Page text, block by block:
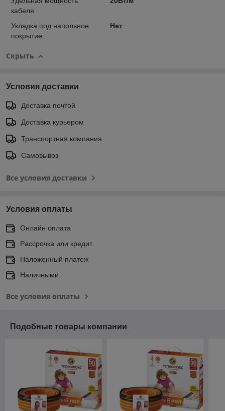
кабеля
Укладка под напольное
покрытие
Нет
Скрыть
Условия доставки
Доставка почтой
Доставка курьером
Транспортная компания
Самовывоз
Все условия доставки
Условия оплаты
Онлайн оплата
Рассрочка или кредит
Наложенный платеж
Наличными
Все условия оплаты
Подобные товары компании